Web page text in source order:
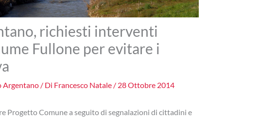
richiesti interventi
Fullone per evitare i
Argentano/ Di Francesco Natale / 28 Ottobre 2014
Progetto Comune a seguito di segnalazioni di cittadini e